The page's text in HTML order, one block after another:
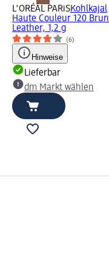
L'ORÉAL PARiSKohlkajal
Haute Couleur 120 Brun
Leather, 1,2 g
(6)
Hinweise
Lieferbar
dm Markt wählen